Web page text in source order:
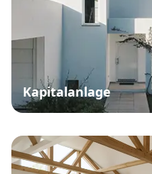
Kapitalanlage